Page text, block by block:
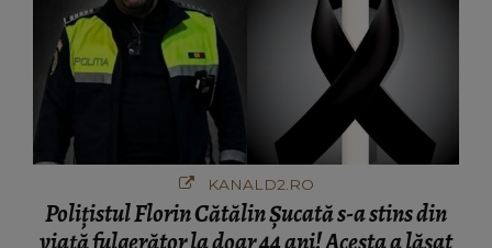
KANALD2.RO
Polițistul Florin Cătălin Șucată s-a stins din